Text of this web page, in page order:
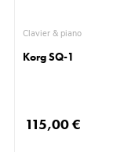
Clavier & piano
Korg SQ-1
115,00 €